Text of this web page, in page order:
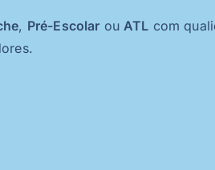
, Pré-Escolar ou ATL com